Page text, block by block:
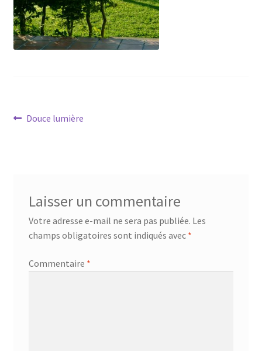
Navigation
Article
Douce lumière
Laisser un commentaire
Votre adresse e-mail ne sera pas publiée. Les
champs obligatoires sont indiqués avec *
Commentaire *